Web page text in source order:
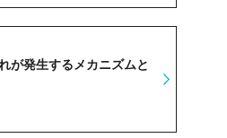
が発生するメカニズムと